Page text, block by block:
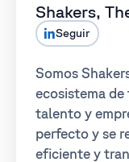
Shakers,
Seguir
Somos
ecosistema
talento y
perfecto y se
eficiente y